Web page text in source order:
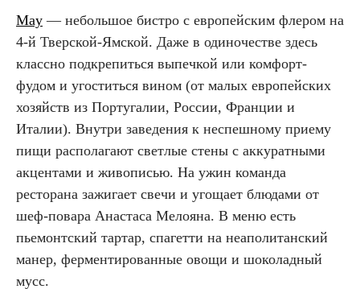
May — небольшое бистро с европейским флером на
4-й Тверской-Ямской. Даже в одиночестве здесь
классно подкрепиться выпечкой или комфорт-
фудом и угоститься вином (от малых европейских
хозяйств из Португалии, России, Франции и
Италии). Внутри заведения к неспешному приему
пищи располагают светлые стены с аккуратными
акцентами и живописью. На ужин команда
ресторана зажигает свечи и угощает блюдами от
шеф-повара Анастаса Мелояна. В меню есть
пьемонтский тартар, спагетти на неаполитанский
манер, ферментированные овощи и шоколадный
мусс.